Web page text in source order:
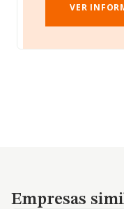
VER
Empresas similares
Empresas